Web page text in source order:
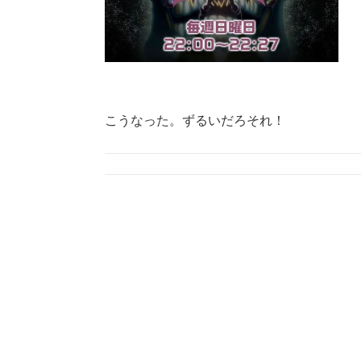
こうなった。ずるいだろそれ！